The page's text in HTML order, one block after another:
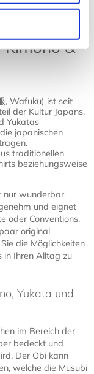
&
, Wafuku) ist seit
der Kultur Japans.
Yukatas
japanischen
traditionellen
beziehungsweise
nur wunderbar
und eignet
oder Conventions.
original
die Möglichkeiten
in Ihren Alltag zu
Yukata und
im Bereich der
bedeckt und
Der Obi kann
welche die Musubi